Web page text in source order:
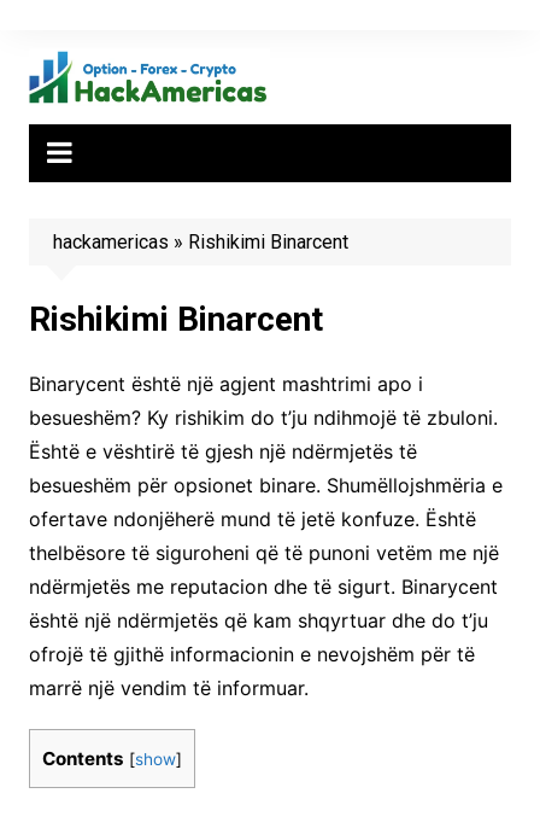
content
hackamericas » Rishikimi Binarcent
Rishikimi Binarcent
Binarycent është një agjent mashtrimi apo i
besueshëm? Ky rishikim do t’ju ndihmojë të zbuloni.
Është e vështirë të gjesh një ndërmjetës të
besueshëm për opsionet binare. Shumëllojshmëria e
ofertave ndonjëherë mund të jetë konfuze. Është
thelbësore të siguroheni që të punoni vetëm me një
ndërmjetës me reputacion dhe të sigurt. Binarycent
është një ndërmjetës që kam shqyrtuar dhe do t’ju
ofrojë të gjithë informacionin e nevojshëm për të
marrë një vendim të informuar.
Contents [show]